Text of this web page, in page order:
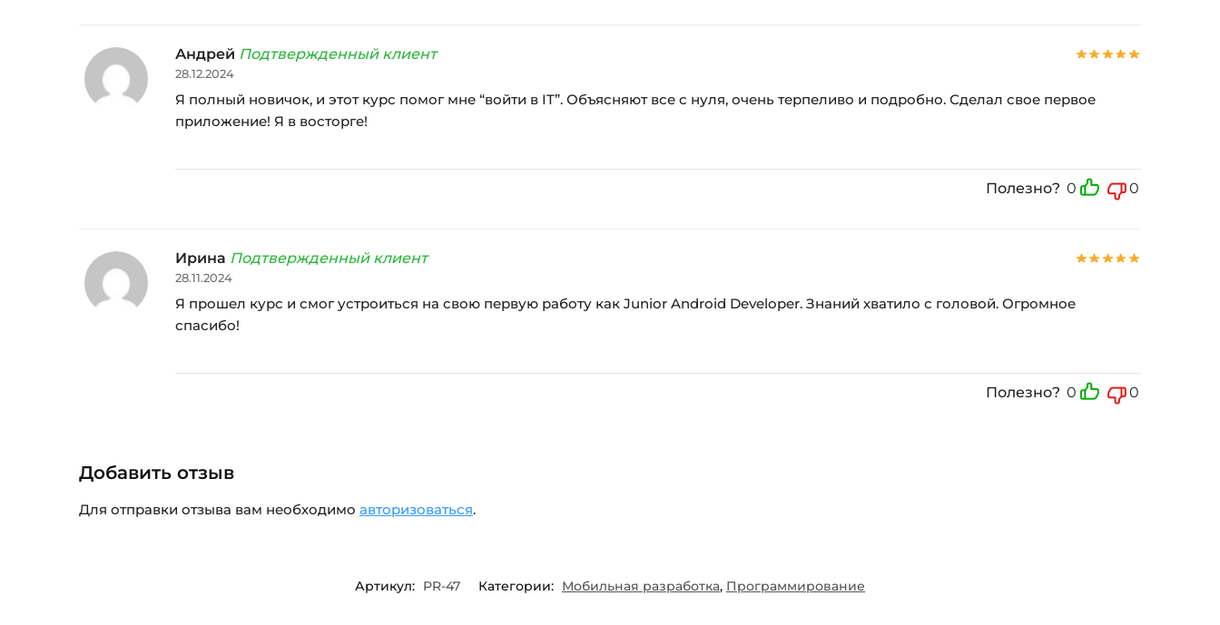
Андрей Подтвержденный клиент
28.12.2024
Я полный новичок, и этот курс помог мне “войти в IT”. Объясняют все с нуля, очень терпеливо и подробно. Сделал свое первое
приложение! Я в восторге!
Полезно? 0 0
Ирина Подтвержденный клиент
28.11.2024
Я прошел курс и смог устроиться на свою первую работу как Junior Android Developer. Знаний хватило с головой. Огромное
спасибо!
Полезно? 0 0
Добавить отзыв
Для отправки отзыва вам необходимоавторизоваться.
Артикул: PR-47 Категории: Мобильная разработка, Программирование